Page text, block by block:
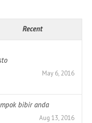
Recent
May 6, 2016
bibir anda
Aug 13, 2016